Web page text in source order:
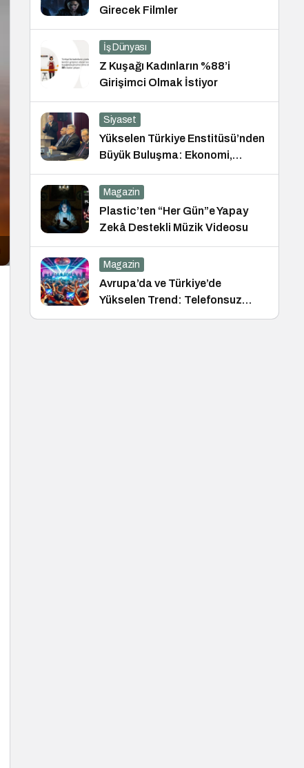
Girecek Filmler
İş Dünyası
Z Kuşağı Kadınların %88’i
Girişimci Olmak İstiyor
Siyaset
Yükselen Türkiye Enstitüsü’nden
Büyük Buluşma: Ekonomi,
Güvenlik Politikaları ve Hukuk
Konferansı
Magazin
Plastic’ten “Her Gün”e Yapay
Zekâ Destekli Müzik Videosu
Magazin
Avrupa’da ve Türkiye’de
Yükselen Trend: Telefonsuz
Gece Kulüpleri